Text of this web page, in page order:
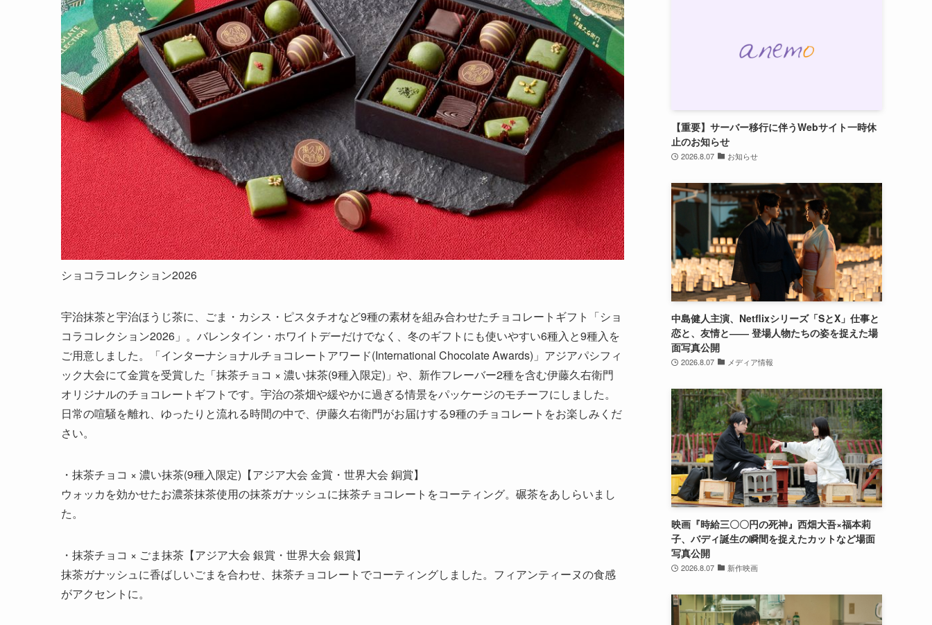
ショコラコレクション2026
宇治抹茶と宇治ほうじ茶に、ごま・カシス・ピスタチオなど9種の素材を組み合わせたチョコレートギフト「ショ
コラコレクション2026」。バレンタイン・ホワイトデーだけでなく、冬のギフトにも使いやすい6種入と9種入を
ご用意しました。「インターナショナルチョコレートアワード(International Chocolate Awards)」アジアパシフィ
ック大会にて金賞を受賞した「抹茶チョコ × 濃い抹茶(9種入限定)」や、新作フレーバー2種を含む伊藤久右衛門
オリジナルのチョコレートギフトです。宇治の茶畑や緩やかに過ぎる情景をパッケージのモチーフにしました。
日常の喧騒を離れ、ゆったりと流れる時間の中で、伊藤久右衛門がお届けする9種のチョコレートをお楽しみくだ
さい。
・抹茶チョコ × 濃い抹茶(9種入限定)【アジア大会 金賞・世界大会 銅賞】
ウォッカを効かせたお濃茶抹茶使用の抹茶ガナッシュに抹茶チョコレートをコーティング。碾茶をあしらいまし
た。
・抹茶チョコ × ごま抹茶【アジア大会 銀賞・世界大会 銀賞】
抹茶ガナッシュに香ばしいごまを合わせ、抹茶チョコレートでコーティングしました。フィアンティーヌの食感
がアクセントに。
【重要】サーバー移行に伴うWebサイト一時休
止のお知らせ
2026.8.07 お知らせ
中島健人主演、Netflixシリーズ「SとX」仕事と
恋と、友情と―― 登場人物たちの姿を捉えた場
面写真公開
2026.8.07 メディア情報
映画『時給三〇〇円の死神』西畑大吾×福本莉
子、バディ誕生の瞬間を捉えたカットなど場面
写真公開
2026.8.07 新作映画